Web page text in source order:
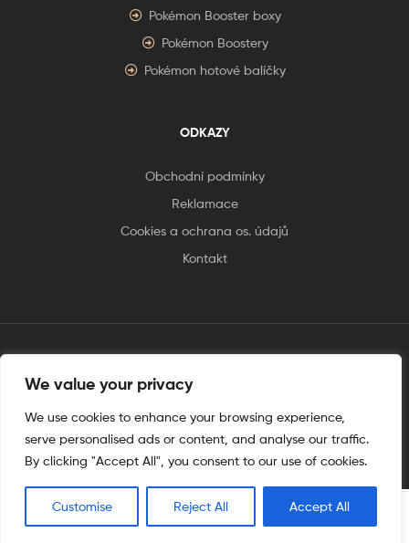
We value your privacy
We use cookies to enhance your browsing experience,
serve personalised ads or content, and analyse our traffic.
By clicking "Accept All", you consent to our use of cookies.
Customise Reject All Accept All
Pokémon Booster boxy
Pokémon Boostery
Pokémon hotové balíčky
ODKAZY
Obchodní podmínky
Reklamace
Cookies a ochrana os. údajů
Kontakt
tento web je vytvořen úplnějinak